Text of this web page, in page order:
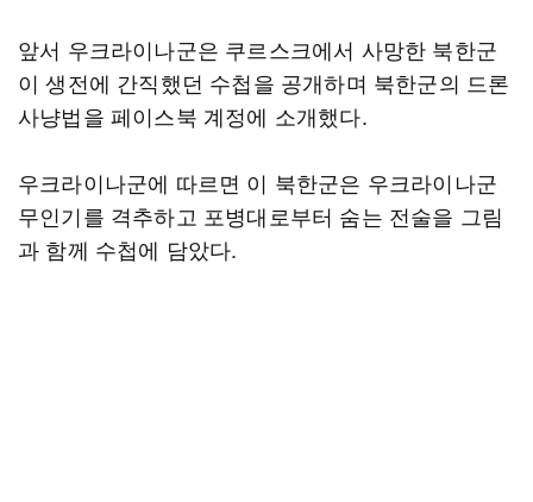
앞서 우크라이나군은 쿠르스크에서 사망한 북한군
이 생전에 간직했던 수첩을 공개하며 북한군의 드론
사냥법을 페이스북 계정에 소개했다.
우크라이나군에 따르면 이 북한군은 우크라이나군
무인기를 격추하고 포병대로부터 숨는 전술을 그림
과 함께 수첩에 담았다.